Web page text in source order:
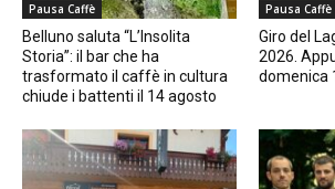
Pausa Caffè
Belluno saluta “L’Insolita
Storia”: il bar che ha
trasformato il caffè in cultura
chiude i battenti il 14 agosto
Pausa Caffè
Giro del
2026.
domenica